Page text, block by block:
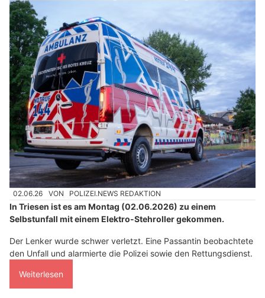
02.06.26 VON POLIZEI.NEWS REDAKTION
In Triesen ist es am Montag (02.06.2026) zu einem
Selbstunfall mit einem Elektro-Stehroller gekommen.
Der Lenker wurde schwer verletzt. Eine Passantin beobachtete
den Unfall und alarmierte die Polizei sowie den Rettungsdienst.
Weiterlesen